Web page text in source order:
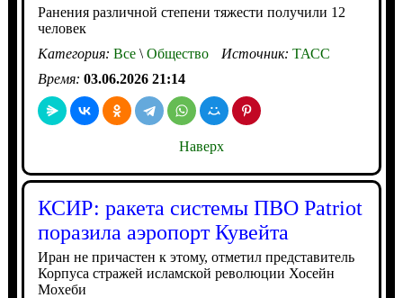
Ранения различной степени тяжести получили 12
человек
Категория: Все\Общество Источник: ТАСС
Время: 03.06.2026 21:14
Наверх
КСИР: ракета системы ПВО Patriot
поразила аэропорт Кувейта
Иран не причастен к этому, отметил представитель
Корпуса стражей исламской революции Хосейн
Мохеби